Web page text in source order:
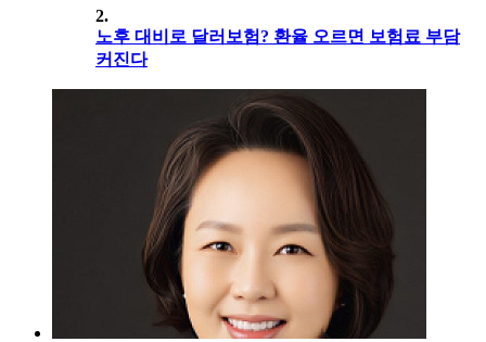
2.
노후 대비로 달러보험? 환율 오르면 보험료 부담
커진다